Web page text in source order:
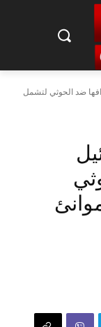
ضد الحوثي لتشمل